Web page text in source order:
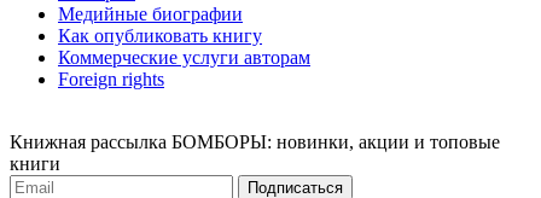
Медийные биографии
Как опубликовать книгу
Коммерческие услуги авторам
Foreign rights
Книжная рассылка БОМБОРЫ: новинки, акции и топовые
книги
Подписаться